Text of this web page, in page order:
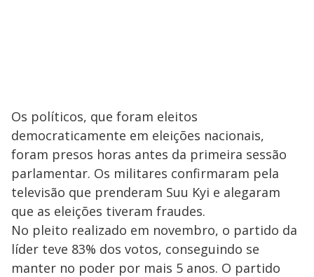
Os políticos, que foram eleitos
democraticamente em eleições nacionais,
foram presos horas antes da primeira sessão
parlamentar. Os militares confirmaram pela
televisão que prenderam Suu Kyi e alegaram
que as eleições tiveram fraudes.
No pleito realizado em novembro, o partido da
líder teve 83% dos votos, conseguindo se
manter no poder por mais 5 anos. O partido